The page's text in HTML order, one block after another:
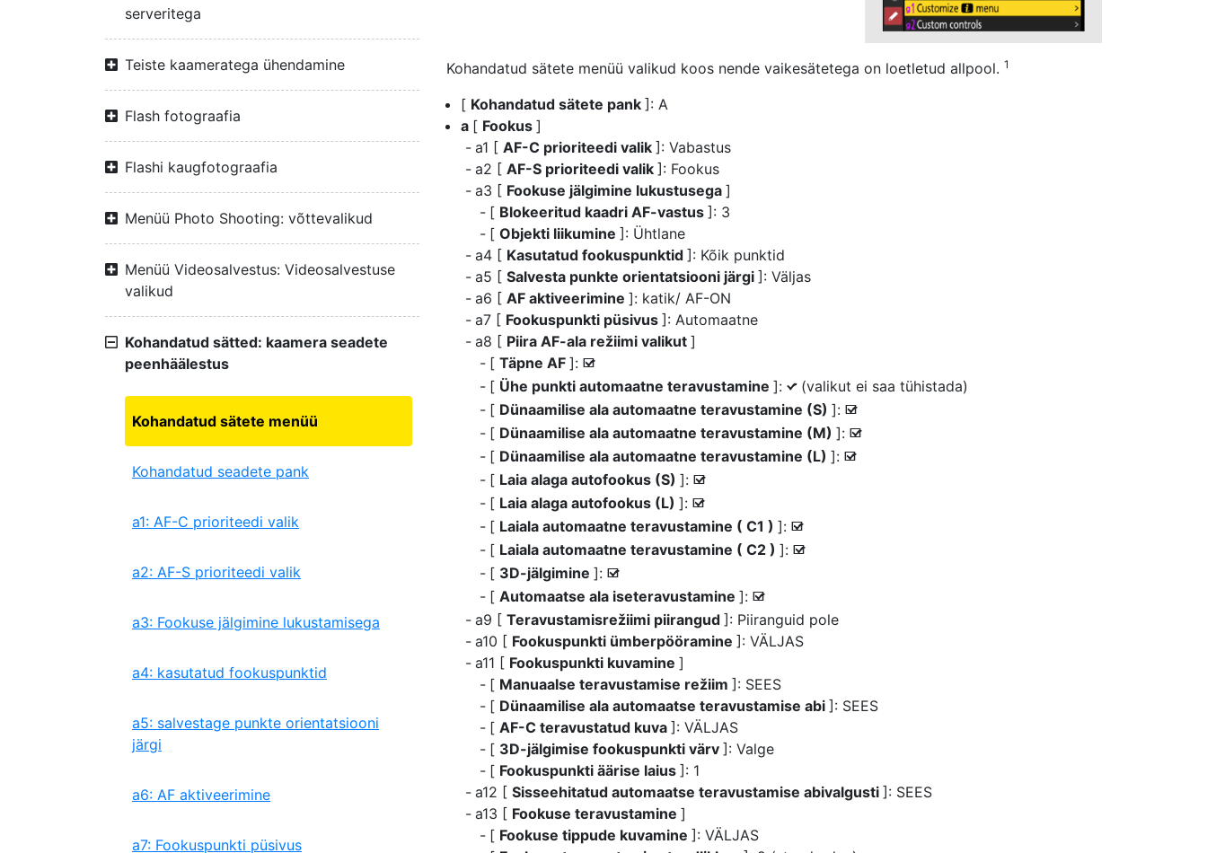
serveritega
Teiste kaameratega ühendamine
Flash fotograafia
Flashi kaugfotograafia
Menüü Photo Shooting: võttevalikud
Menüü Videosalvestus: Videosalvestuse
valikud
Kohandatud sätted: kaamera seadete
peenhäälestus
Kohandatud sätete menüü
Kohandatud seadete pank
a1: AF-C prioriteedi valik
a2: AF-S prioriteedi valik
a3: Fookuse jälgimine lukustamisega
a4: kasutatud fookuspunktid
a5: salvestage punkte orientatsiooni
järgi
a6: AF aktiveerimine
a7: Fookuspunkti püsivus
Kohandatud sätete menüü valikud koos nende vaikesätetega on loetletud allpool. 1
[ Kohandatud sätete pank ]: A
a [ Fookus ]
a1 [ AF-C prioriteedi valik ]: Vabastus
a2 [ AF-S prioriteedi valik ]: Fookus
a3 [ Fookuse jälgimine lukustusega ]
[ Blokeeritud kaadri AF-vastus ]: 3
[ Objekti liikumine ]: Ühtlane
a4 [ Kasutatud fookuspunktid ]: Kõik punktid
a5 [ Salvesta punkte orientatsiooni järgi ]: Väljas
a6 [ AF aktiveerimine ]: katik/ AF-ON
a7 [ Fookuspunkti püsivus ]: Automaatne
a8 [ Piira AF-ala režiimi valikut ]
[ Täpne AF ]: M
[ Ühe punkti automaatne teravustamine ]: L (valikut ei saa tühistada)
[ Dünaamilise ala automaatne teravustamine (S) ]: M
[ Dünaamilise ala automaatne teravustamine (M) ]: M
[ Dünaamilise ala automaatne teravustamine (L) ]: M
[ Laia alaga autofookus (S) ]: M
[ Laia alaga autofookus (L) ]: M
[ Laiala automaatne teravustamine ( C1 ) ]: M
[ Laiala automaatne teravustamine ( C2 ) ]: M
[ 3D-jälgimine ]: M
[ Automaatse ala iseteravustamine ]: M
a9 [ Teravustamisrežiimi piirangud ]: Piiranguid pole
a10 [ Fookuspunkti ümberpööramine ]: VÄLJAS
a11 [ Fookuspunkti kuvamine ]
[ Manuaalse teravustamise režiim ]: SEES
[ Dünaamilise ala automaatse teravustamise abi ]: SEES
[ AF-C teravustatud kuva ]: VÄLJAS
[ 3D-jälgimise fookuspunkti värv ]: Valge
[ Fookuspunkti äärise laius ]: 1
a12 [ Sisseehitatud automaatse teravustamise abivalgusti ]: SEES
a13 [ Fookuse teravustamine ]
[ Fookuse tippude kuvamine ]: VÄLJAS